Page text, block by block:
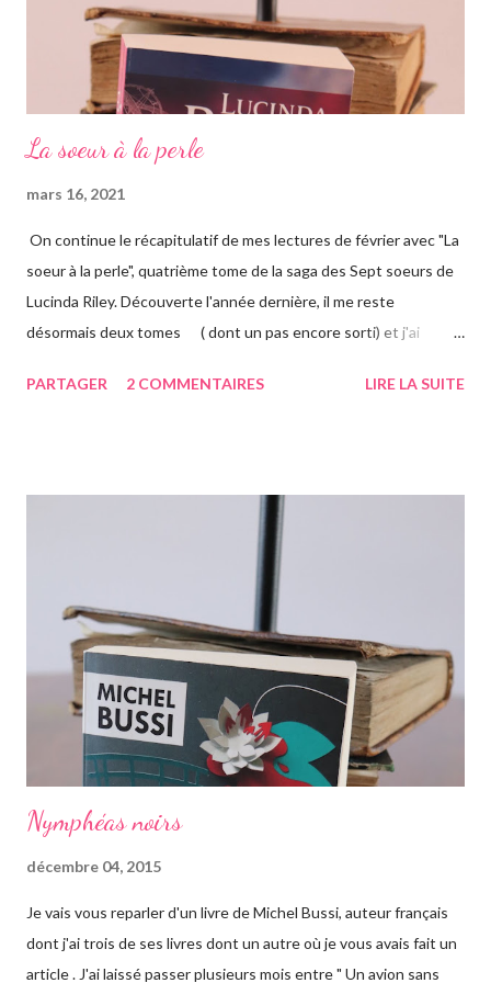
La soeur à la perle
mars 16, 2021
On continue le récapitulatif de mes lectures de février avec "La
soeur à la perle", quatrième tome de la saga des Sept soeurs de
Lucinda Riley. Découverte l'année dernière, il me reste
désormais deux tomes ( dont un pas encore sorti) et j'ai
avez pu le voir précédemment sur le blog. Cette fois-ci on suit la
campagne anglaise, elle va quant à elle partir à l'autre bout du
globe. Habituée à voyager, mais jamais seule, ce long courrier lui
d'arriver en Australie, elle fait escale plusieurs semaines en
Thaïlande, sur l'île de Krabi, où elle était déjà allée avec sa soeur.
Elle retrouve des personnes qu'elle conn...
PARTAGER 2 COMMENTAIRES LIRE LA SUITE
Nymphéas noirs
décembre 04, 2015
Je vais vous reparler d'un livre de Michel Bussi, auteur français
dont j'ai trois de ses livres dont un autre où je vous avais fait un
article . J'ai laissé passer plusieurs mois entre " Un avion sans